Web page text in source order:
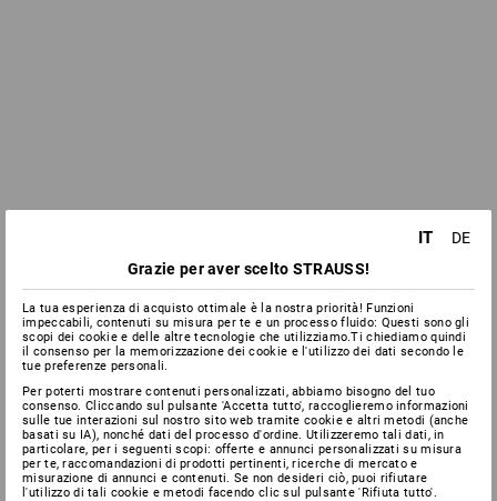
IT
DE
Grazie per aver scelto STRAUSS!
La tua esperienza di acquisto ottimale è la nostra priorità! Funzioni
impeccabili, contenuti su misura per te e un processo fluido: Questi sono gli
scopi dei cookie e delle altre tecnologie che utilizziamo.Ti chiediamo quindi
il consenso per la memorizzazione dei cookie e l'utilizzo dei dati secondo le
tue preferenze personali.
Per poterti mostrare contenuti personalizzati, abbiamo bisogno del tuo
consenso. Cliccando sul pulsante 'Accetta tutto', raccoglieremo informazioni
sulle tue interazioni sul nostro sito web tramite cookie e altri metodi (anche
basati su IA), nonché dati del processo d'ordine. Utilizzeremo tali dati, in
particolare, per i seguenti scopi: offerte e annunci personalizzati su misura
per te, raccomandazioni di prodotti pertinenti, ricerche di mercato e
misurazione di annunci e contenuti. Se non desideri ciò, puoi rifiutare
l'utilizzo di tali cookie e metodi facendo clic sul pulsante 'Rifiuta tutto'.